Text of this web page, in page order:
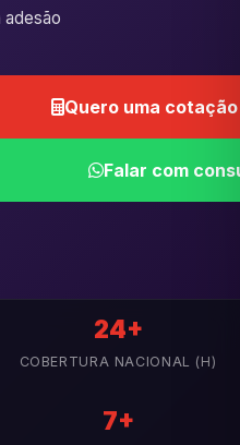
adesão
Quero uma
Falar com
24+
COBERTURA NACIONAL (H)
7+